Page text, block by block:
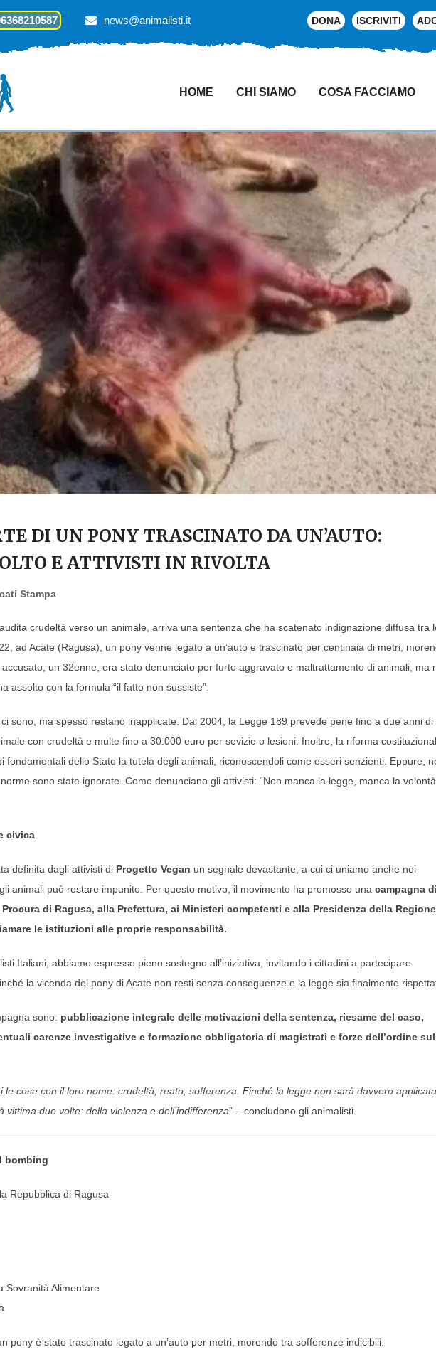
news@animalisti.it DONA ISCRIVITI
HOME CHI SIAMO COSA FACCIAMO
DI UN PONY TRASCINATO DA UN’AUTO:
E ATTIVISTI IN RIVOLTA
Stampa
crudeltà verso un animale, arriva una sentenza che ha scatenato indignazione diffusa tra
ad Acate (Ragusa), un pony venne legato a un’auto e trascinato per centinaia di metri,
accusato, un 32enne, era stato denunciato per furto aggravato e maltrattamento di animali, ma
assolto con la formula “il fatto non sussiste”.
sono, ma spesso restano inapplicate. Dal 2004, la Legge 189 prevede pene fino a due anni di
con crudeltà e multe fino a 30.000 euro per sevizie o lesioni. Inoltre, la riforma
fondamentali dello Stato la tutela degli animali, riconoscendoli come esseri senzienti. Eppure,
sono state ignorate. Come denunciano gli attivisti: “Non manca la legge, manca la
civica
definita dagli attivisti di Progetto Vegan un segnale devastante, a cui ci uniamo anche noi
animali può restare impunito. Per questo motivo, il movimento ha promosso una campagna di
di Ragusa, alla Prefettura, ai Ministeri competenti e alla Presidenza della Regione
le istituzioni alle proprie responsabilità.
Italiani, abbiamo espresso pieno sostegno all’iniziativa, invitando i cittadini a partecipare
la vicenda del pony di Acate non resti senza conseguenze e la legge sia finalmente
sono: pubblicazione integrale delle motivazioni della sentenza, riesame del caso,
carenze investigative e formazione obbligatoria di magistrati e forze dell’ordine sul
le cose con il loro nome: crudeltà, reato, sofferenza. Finché la legge non sarà davvero applicata,
due volte: della violenza e dell’indifferenza” – concludono gli animalisti.
bombing
Repubblica di Ragusa
Sovranità Alimentare
pony è stato trascinato legato a un’auto per metri, morendo tra sofferenze indicibili.